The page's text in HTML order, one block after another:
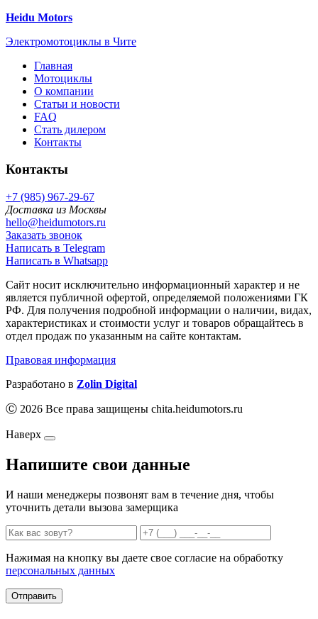
Heidu Motors
Электромотоциклы в Чите
Главная
Мотоциклы
О компании
Статьи и новости
FAQ
Стать дилером
Контакты
Контакты
+7 (985) 967-29-67
Доставка из Москвы
hello@heidumotors.ru
Заказать звонок
Написать в Telegram
Написать в Whatsapp
Сайт носит исключительно информационный характер и не
является публичной офертой, определяемой положениями ГК
РФ. Для получения подробной информации о наличии, видах,
характеристиках и стоимости услуг и товаров обращайтесь в
отдел продаж по указанным на сайте контактам.
Правовая информация
Разработано в Zolin Digital
Ⓒ 2026 Все права защищены chita.heidumotors.ru
Наверх
Напишите свои данные
И наши менеджеры позвонят вам в течение дня, чтобы
уточнить детали вызова замерщика
Нажимая на кнопку вы даете свое согласие на обработку
персональных данных
Отправить